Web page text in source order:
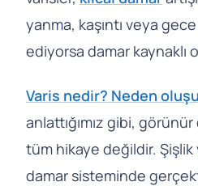
yanma, kaşıntı veya
ediyorsa damar kaynaklı
Varis nedir? Neden
anlattığımız gibi,
tüm hikaye değildir. Şişlik
damar sisteminde